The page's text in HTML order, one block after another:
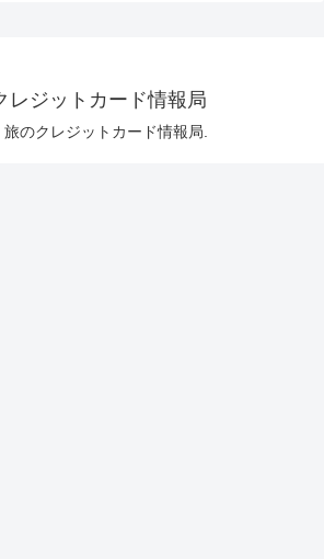
レジットカード情報局
のクレジットカード情報局.